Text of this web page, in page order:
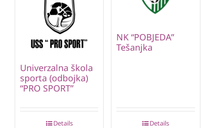
Univerzalna škola
sporta (odbojka)
“PRO SPORT”
Details
NK “POBJEDA”
Tešanjka
Details